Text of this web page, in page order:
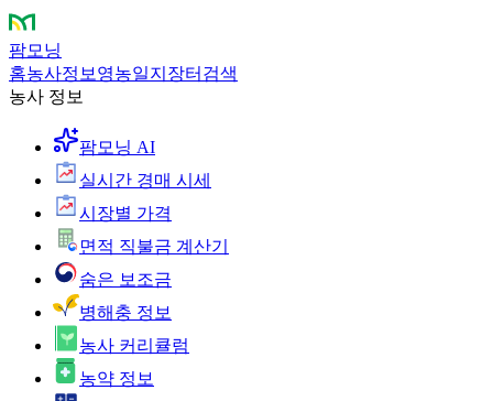
팜모닝
홈농사정보 영농일지 장터 검색
농사 정보
팜모닝 AI
실시간 경매 시세
시장별 가격
면적 직불금 계산기
숨은 보조금
병해충 정보
농사 커리큘럼
농약 정보